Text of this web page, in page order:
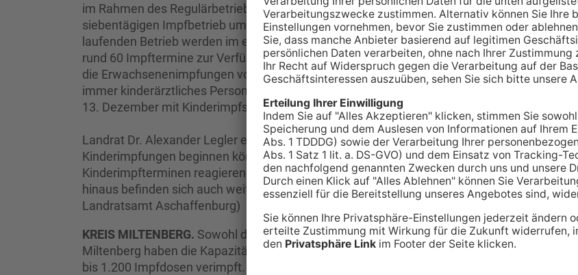
im Rahmen des Regulärbetriebs stattfinden, der mit dem Jahreswechsel auf einen
siebentägigen Impfbetrieb umgestellt wird. Vorbehaltlich etwaiger Anpassungen im
laufenden Betrieb werden im eigens für Kinder hergerichteten Impfzimmer zunächst täglich
rund 60 Impftermine zur Verfügung stehen, während in den übrigen Impfzimmern weiterhin
die Erwachsenenimpfungen vorgenommen werden. Im Kinderimpfzimmer wird auch dann
immer kinderärztliches Personal im Einsatz sein. Das gemeinsame Impfzentrum wird am
13. Dezember mit Kinderimpfstoff von BioNTech für 2.500 Impfungen beliefert.
Landrat Dr. Alexander Legler erklärt: „Ich freue mich, dass wir nun zügig mit den
Kinderimpfungen beginnen können und so auf die vielen Anfragen nach
Kinderimpfterminen reagieren können, die uns bereits erreicht haben. Über dieses Angebot
hinaus befinden sich auch weitere Sonderimpfaktionen für Kinder in der Planung.“ (Quelle:
Landratsamt Aschaffenburg)
KREIS MILTENBERG. Sowohl das Testzentrum als auch das Impfzentrum im Landkreis
Miltenberg haben die Kapazitäten erhöht. Im Impfzentrum werden derzeit pro Tag 1.100
bis 1.200 Impfdosen verimpft. Am Sonntag, 19. Dezember, gibt es erstmals eine